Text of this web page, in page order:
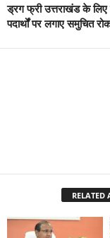
ड्रग फ्री उत्तराखंड के
पदार्थों पर लगाए समुचित
RELATED